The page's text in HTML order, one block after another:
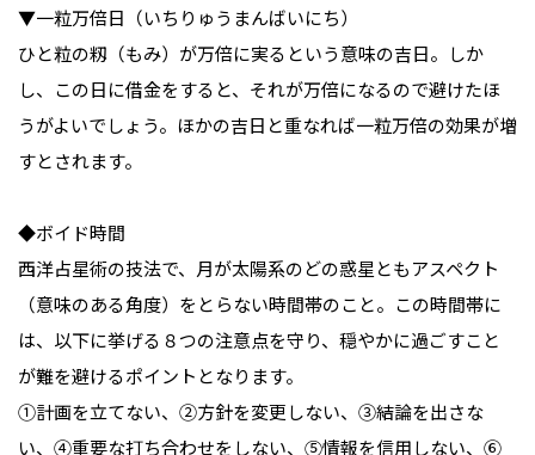
▼一粒万倍日（いちりゅうまんばいにち）
ひと粒の籾（もみ）が万倍に実るという意味の吉日。しか
し、この日に借金をすると、それが万倍になるので避けたほ
うがよいでしょう。ほかの吉日と重なれば一粒万倍の効果が増
すとされます。
◆ボイド時間
西洋占星術の技法で、月が太陽系のどの惑星ともアスペクト
（意味のある角度）をとらない時間帯のこと。この時間帯に
は、以下に挙げる８つの注意点を守り、穏やかに過ごすこと
が難を避けるポイントとなります。
①計画を立てない、②方針を変更しない、③結論を出さな
い、④重要な打ち合わせをしない、⑤情報を信用しない、⑥